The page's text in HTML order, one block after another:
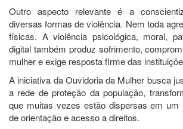
Outro aspecto relevante é a
diversas formas de violência. Nem toda
físicas. A violência psicológica, moral,
digital também produz sofrimento,
mulher e exige resposta firme das
A iniciativa da Ouvidoria da Mulher busca
a rede de proteção da população,
que muitas vezes estão dispersas em um
de orientação e acesso a direitos.